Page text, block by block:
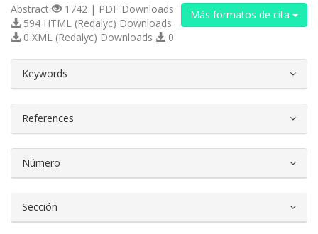
Más formatos de cita
Abstract
1742 | PDF Downloads
594 HTML (Redalyc) Downloads
0 XML (Redalyc) Downloads
0
Keywords
References
Número
Sección